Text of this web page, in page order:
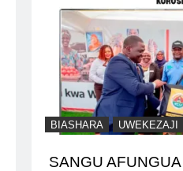
BIASHARA UWEKEZAJI
SANGU